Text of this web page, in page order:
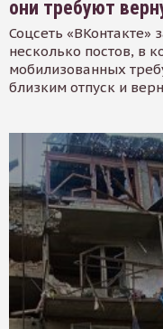
они требуют
Соцсеть
несколько постов, в
мобилизованных
близким отпуск и